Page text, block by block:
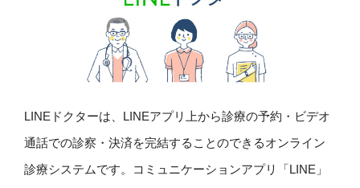
LINEドクターは、LINEアプリ上から診療の予約・ビデオ
通話での診察・決済を完結することのできるオンライン
診療システムです。コミュニケーションアプリ「LINE」